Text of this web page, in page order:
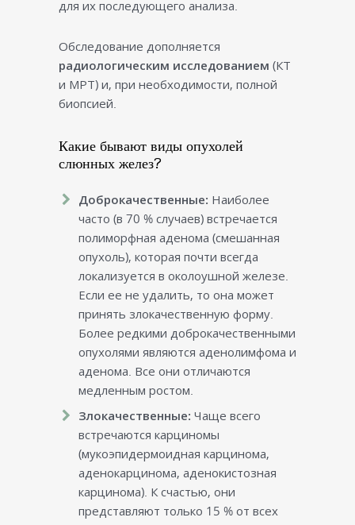
для их последующего анализа.
Обследование дополняется
радиологическим исследованием (КТ
и МРТ) и, при необходимости, полной
биопсией.
Какие бывают виды опухолей
слюнных желез?
Доброкачественные: Наиболее
часто (в 70 % случаев) встречается
полиморфная аденома (смешанная
опухоль), которая почти всегда
локализуется в околоушной железе.
Если ее не удалить, то она может
принять злокачественную форму.
Более редкими доброкачественными
опухолями являются аденолимфома и
аденома. Все они отличаются
медленным ростом.
Злокачественные: Чаще всего
встречаются карциномы
(мукоэпидермоидная карцинома,
аденокарцинома, аденокистозная
карцинома). К счастью, они
представляют только 15 % от всех